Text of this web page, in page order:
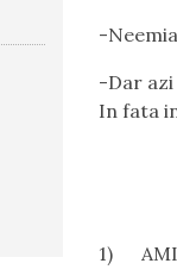
-
-Dar azi
In fata
1)